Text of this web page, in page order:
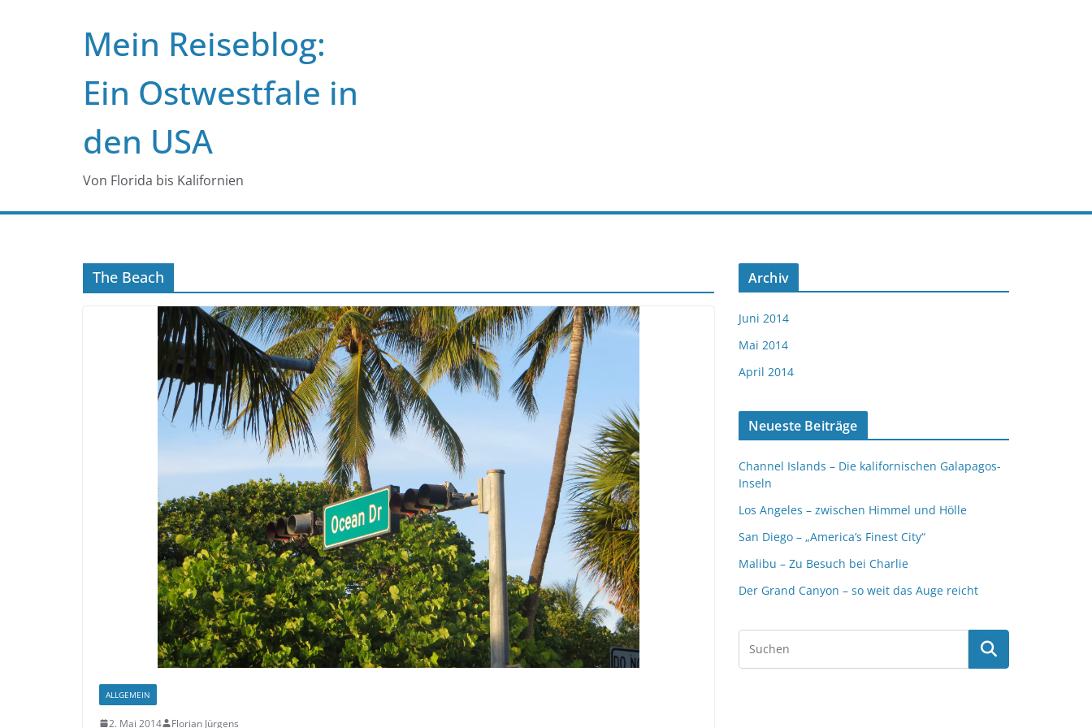
Mein Reiseblog:
Ein Ostwestfale in
den USA
Von Florida bis Kalifornien
The Beach
ALLGEMEIN
2. Mai 2014 Florian Jürgens
Archiv
Juni 2014
Mai 2014
April 2014
Neueste Beiträge
Channel Islands – Die kalifornischen Galapagos-
Inseln
Los Angeles – zwischen Himmel und Hölle
San Diego – „America’s Finest City“
Malibu – Zu Besuch bei Charlie
Der Grand Canyon – so weit das Auge reicht